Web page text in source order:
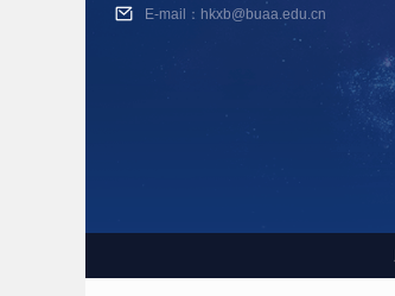
E-mail：hkxb@buaa.edu.cn